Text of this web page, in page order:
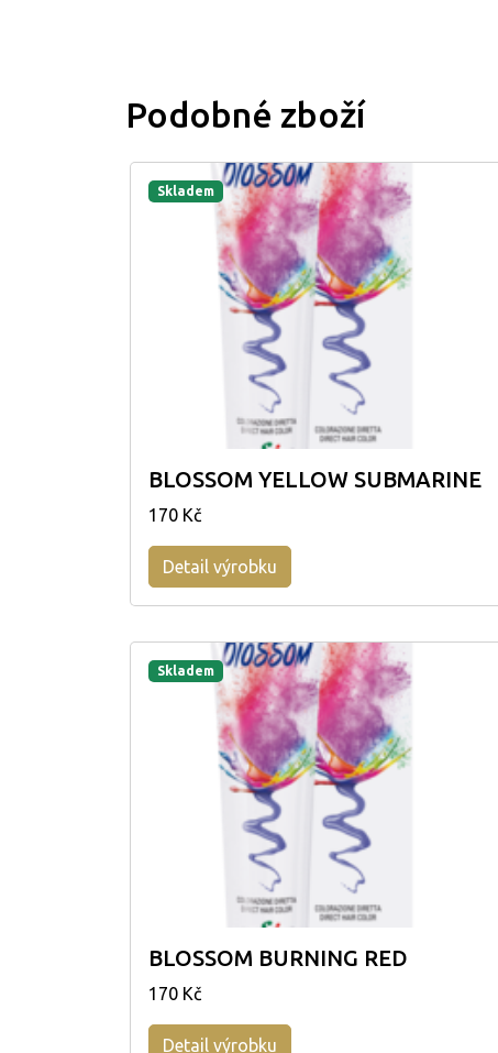
Podobné zboží
Skladem
BLOSSOM YELLOW SUBMARINE
170 Kč
Detail výrobku
Skladem
BLOSSOM BURNING RED
170 Kč
Detail výrobku